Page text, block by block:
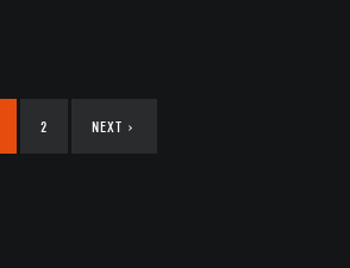
2 NEXT ›